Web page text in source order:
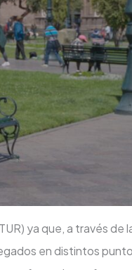
ya que, a través de
en distintos